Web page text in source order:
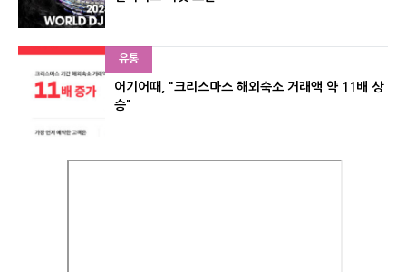
유통
어기어때, "크리스마스 해외숙소 거래액 약 11배 상
승"